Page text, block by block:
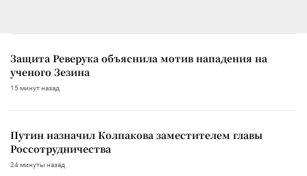
Защита Реверука объяснила мотив нападения на
ученого Зезина
15 минут назад
Путин назначил Колпакова заместителем главы
Россотрудничества
24 минуты назад